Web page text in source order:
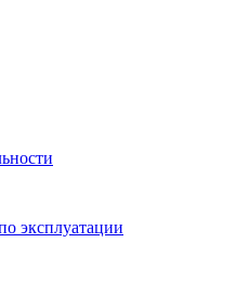
эксплуатации